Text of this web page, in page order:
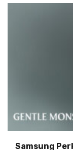
Samsung